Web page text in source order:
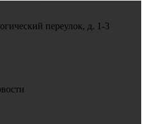
переулок, д. 1-3